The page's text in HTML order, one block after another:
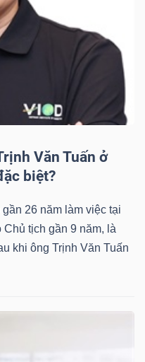
Văn Tuấn ở
biệt?
26 năm làm việc tại
tịch gần 9 năm, là
khi ông Trịnh Văn Tuấn